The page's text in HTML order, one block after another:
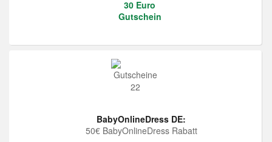
30 Euro
Gutschein
BabyOnlineDress DE:
50€ BabyOnlineDress Rabatt